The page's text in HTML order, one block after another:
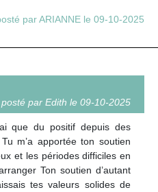
par ARIANNE le 09-10-2025
posté par Edith le 09-10-2025
que du positif depuis des
m’a apportée ton soutien
et les périodes difficiles en
Ton soutien d’autant
tes valeurs solides de